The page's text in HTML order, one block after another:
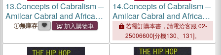
13.Concepts of Cabralism ─
Amilcar Cabral and Africana
Critical Theory
無庫存
14.Concepts of Cabralism ─
Amilcar Cabral and Africana
Critical Theory
若需訂購本書，請電洽客服 02-
25006600[分機130、131]。